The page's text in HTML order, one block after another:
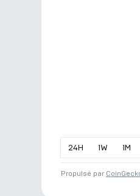
24H 1W 1M
Propulsé par